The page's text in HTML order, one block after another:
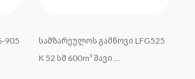
905
სამზარეულოს გამწოვი LFG525
K 52 სმ 600m³ შავი ...